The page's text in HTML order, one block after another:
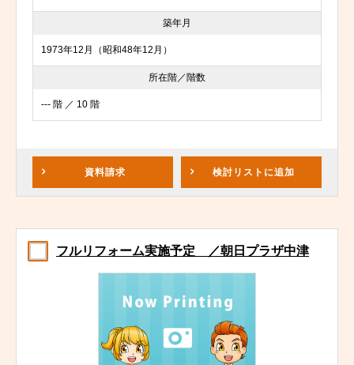
築年月
1973年12月（昭和48年12月）
所在階／階数
--- 階 ／ 10 階
資料請求 検討リスト に追加
フルリフォーム実施予定 ／朝日プラザ中津